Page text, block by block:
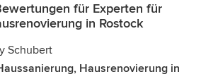
für Experten für
in Rostock
Schubert
Hausrenovierung in